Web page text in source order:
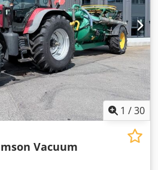
300 kg Proizvedeno u Njemačkoj.
za knjige Preša za knjige s
Schmedt, Njemačka. Stroj je u
za proizvodnju. Tehničke
format: 420 x 520 x 100 mm
230 V + komprimirani zrak.
1 /30
Vacuum